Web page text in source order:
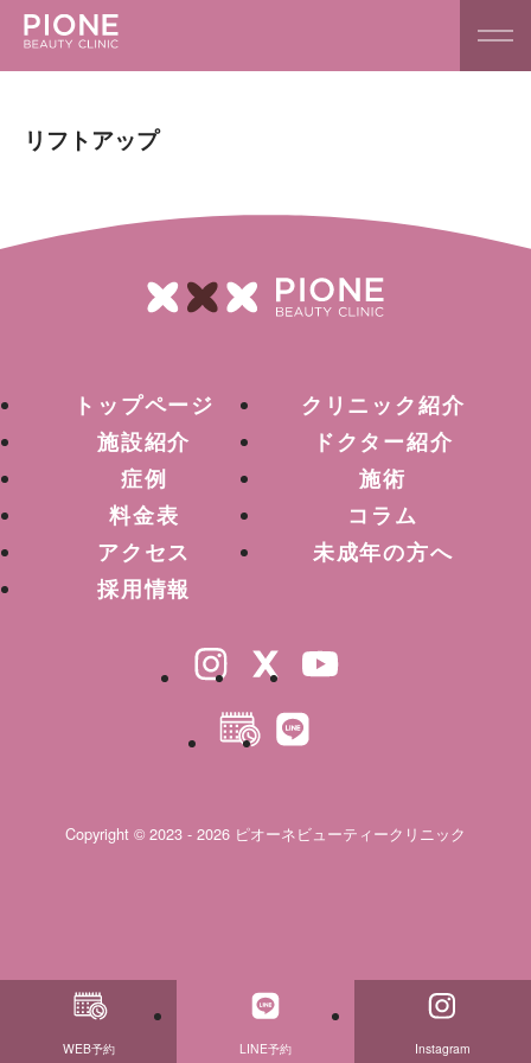
WEB予約 LINE予約 Instagram
リフトアップ
トップページ
クリニック紹介
施設紹介
ドクター紹介
症例
施術
料金表
コラム
アクセス
未成年の方へ
採用情報
Copyright © 2023 - 2026 ピオーネビューティークリニック